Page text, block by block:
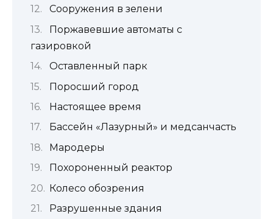
Сооружения в зелени
Поржавевшие автоматы с
газировкой
Оставленный парк
Поросший город
Настоящее время
Бассейн «Лазурный» и медсанчасть
Мародеры
Похороненный реактор
Колесо обозрения
Разрушенные здания